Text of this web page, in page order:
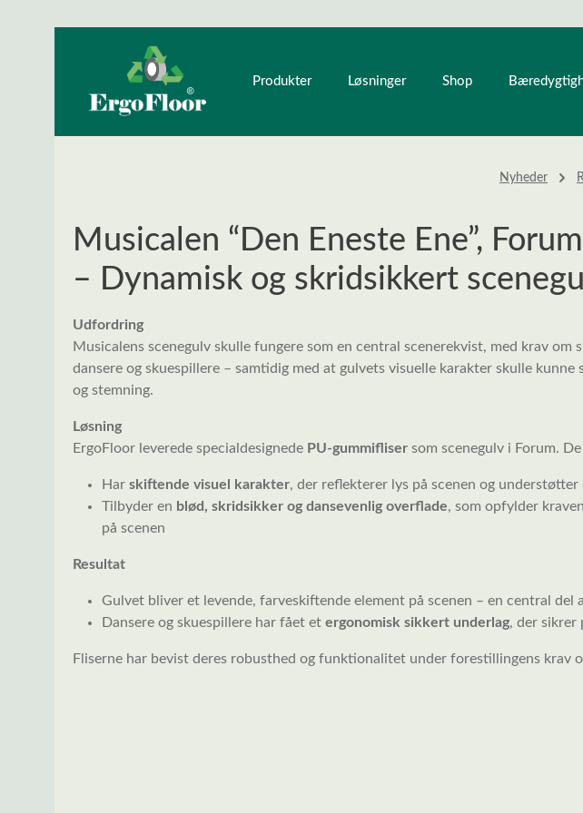
Gå til hovednavigation
Produkter Løsninger Shop
Nyheder
Musicalen “Den Eneste Ene”,
– Dynamisk og skridsikkert
Udfordring
Musicalens scenegulv skulle fungere som en central scenerekvist, med krav
dansere og skuespillere – samtidig med at gulvets visuelle karakter skulle
og stemning.
Løsning
ErgoFloor leverede specialdesignede PU-gummifliser som scenegulv i Forum.
Har skiftende visuel karakter, der reflekterer lys på scenen og
Tilbyder en blød, skridsikker og dansevenlig overflade, som opfylder
på scenen
Resultat
Gulvet bliver et levende, farveskiftende element på scenen – en central
Dansere og skuespillere har fået et ergonomisk sikkert underlag, der
Fliserne har bevist deres robusthed og funktionalitet under forestillingens krav